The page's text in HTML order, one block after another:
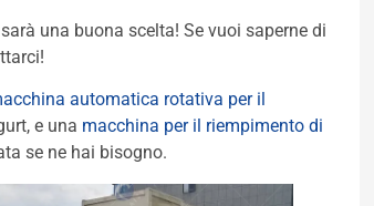
una buona scelta! Se vuoi saperne di
automatica rotativa per il
e una macchina per il riempimento di
se ne hai bisogno.